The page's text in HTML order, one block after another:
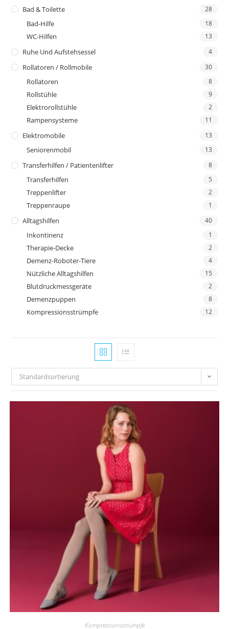
Bad & Toilette 28
Bad-Hilfe 18
WC-Hilfen 13
Ruhe Und Aufstehsessel 4
Rollatoren / Rollmobile 30
Rollatoren 8
Rollstühle 9
Elektrorollstühle 2
Rampensysteme 11
Elektromobile 13
Seniorenmobil 13
Transferhilfen / Patientenlifter 8
Transferhilfen 5
Treppenlifter 2
Treppenraupe 1
Alltagshilfen 40
Inkontinenz 1
Therapie-Decke 2
Demenz-Roboter-Tiere 4
Nützliche Alltagshilfen 15
Blutdruckmessgeräte 2
Demenzpuppen 8
Kompressionsstrümpfe 12
Standardsortierung
Kompressionsstrümpfe